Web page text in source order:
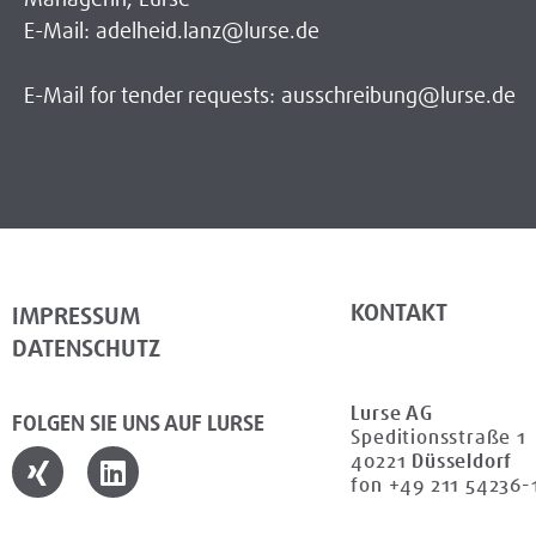
E-Mail: adelheid.lanz@lurse.de
E-Mail for tender requests: ausschreibung@lurse.de
IMPRESSUM
DATENSCHUTZ
FOLGEN SIE UNS AUF LURSE
KONTAKT
Lurse AG
Speditionsstraße 1
40221 Düsseldorf
fon +49 211 54236-